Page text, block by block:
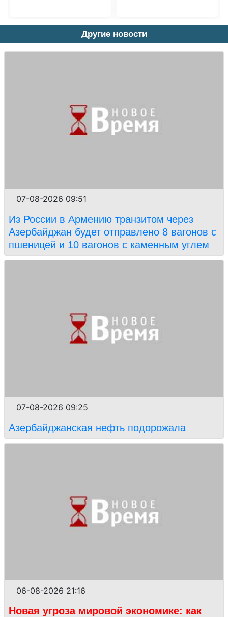
Другие новости
07-08-2026 09:51
Из России в Армению транзитом через
Азербайджан будет отправлено 8 вагонов с
пшеницей и 10 вагонов с каменным углем
07-08-2026 09:25
Азербайджанская нефть подорожала
06-08-2026 21:16
Новая угроза мировой экономике: как